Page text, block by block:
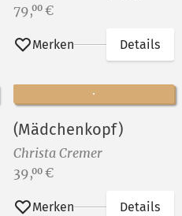
Preis:
79,00 €
Merken Details
(Mädchenkopf)
Christa Cremer
Preis:
39,00 €
Merken Details